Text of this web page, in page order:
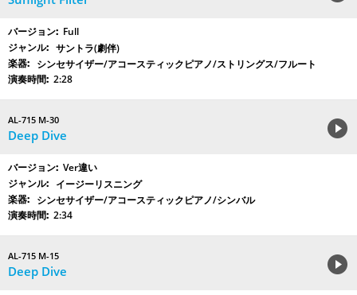
Full
サントラ(劇伴)
シンセサイザー/アコースティックピアノ/ストリングス/フルート
2:28
AL-715 M-30
Deep Dive
Ver違い
イージーリスニング
シンセサイザー/アコースティックピアノ/シンバル
2:34
AL-715 M-15
Deep Dive